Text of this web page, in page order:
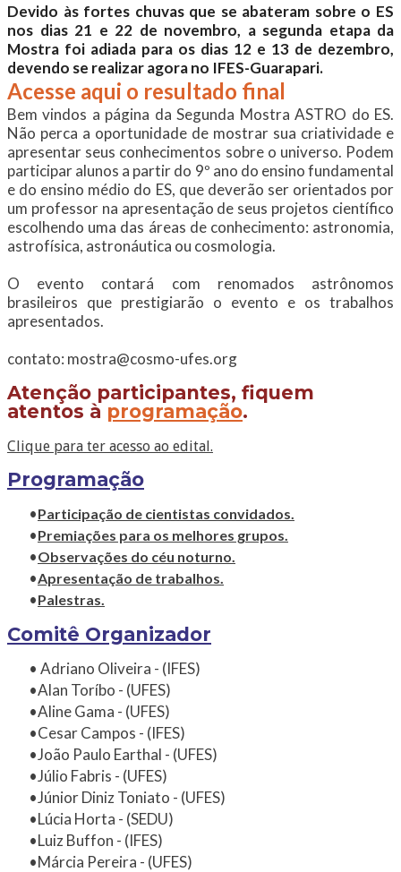
Devido às fortes chuvas que se abateram sobre o ES
nos dias 21 e 22 de novembro, a segunda etapa da
Mostra foi adiada para os dias 12 e 13 de dezembro,
devendo se realizar agora no IFES-Guarapari.
Acesse aqui o resultado final
Bem vindos a página da Segunda Mostra ASTRO do ES.
Não perca a oportunidade de mostrar sua criatividade e
apresentar seus conhecimentos sobre o universo. Podem
participar alunos a partir do 9º ano do ensino fundamental
e do ensino médio do ES, que deverão ser orientados por
um professor na apresentação de seus projetos científico
escolhendo uma das áreas de conhecimento: astronomia,
astrofísica, astronáutica ou cosmologia.
O evento contará com renomados astrônomos
brasileiros que prestigiarão o evento e os trabalhos
apresentados.
contato: mostra@cosmo-ufes.org
Atenção participantes, fiquem
atentos à programação.
Clique para ter acesso ao edital.
Programação
​Participação de cientistas convidados.
Premiações para os melhores grupos.
Observações do céu noturno.
Apresentação de trabalhos.
Palestras.
Comitê Organizador
Adriano Oliveira - (IFES)
Alan Toríbo - (UFES)
Aline Gama - (UFES)
Cesar Campos - (IFES)
João Paulo Earthal - (UFES)
Júlio Fabris - (UFES)
Júnior Diniz Toniato - (UFES)
Lúcia Horta - (SEDU)
Luiz Buffon - (IFES)
Márcia Pereira - (UFES)